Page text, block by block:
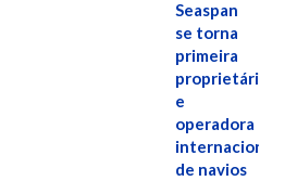
Seaspan
se torna
primeira
proprietária
e
operadora
internacional
de navios